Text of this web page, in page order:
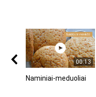
00:13
Naminiai-meduoliai